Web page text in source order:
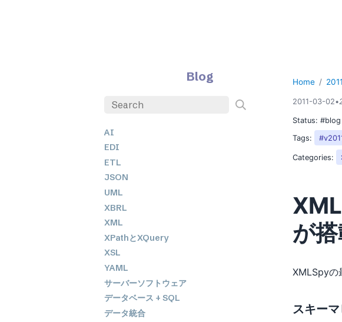
Blog
AI
EDI
ETL
JSON
UML
XBRL
XML
XPathとXQuery
XSL
YAML
サーバーソフトウェア
データベース + SQL
データ統合
Home 2011
2011-03-02•
Status:#blog
Tags:
Categories:
が
XMLSpyの
スキー